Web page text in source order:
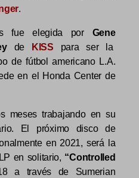
.
fue elegida por Gene
de KISS para ser la
de fútbol americano L.A.
en el Honda Center de
meses trabajando en su
El próximo disco de
en 2021, será la
en solitario, “Controlled
a través de Sumerian